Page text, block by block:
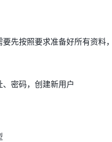
先按照要求准备好所有资料
密码，创建新用户